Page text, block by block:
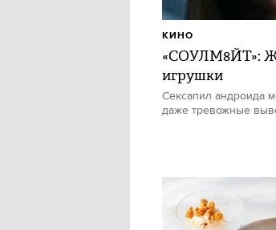
«СОУЛМ8ЙТ»:
игрушки
Сексапил андроида
даже тревожные
КИНО